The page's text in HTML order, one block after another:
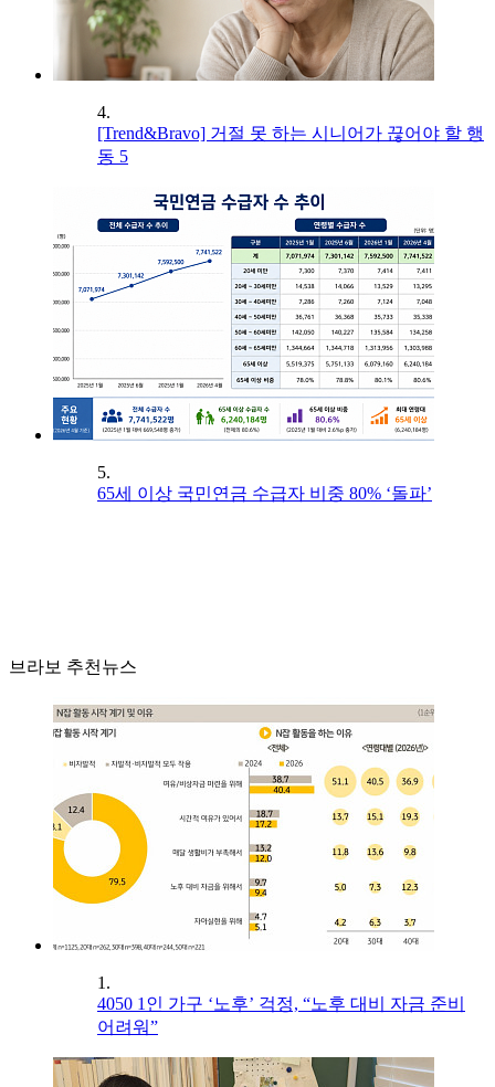
4.
[Trend&Bravo] 거절 못 하는 시니어가 끊어야 할 행
동 5
5.
65세 이상 국민연금 수급자 비중 80% ‘돌파’
브라보 추천뉴스
1.
4050 1인 가구 ‘노후’ 걱정, “노후 대비 자금 준비
어려워”